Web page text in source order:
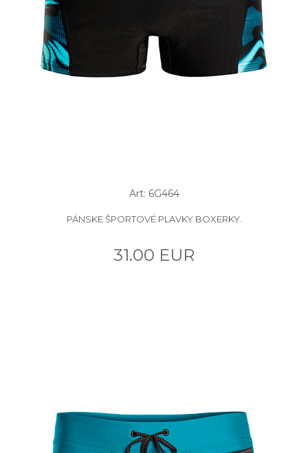
Art: 6G464
PÁNSKE ŠPORTOVÉ PLAVKY BOXERKY.
31.00 EUR